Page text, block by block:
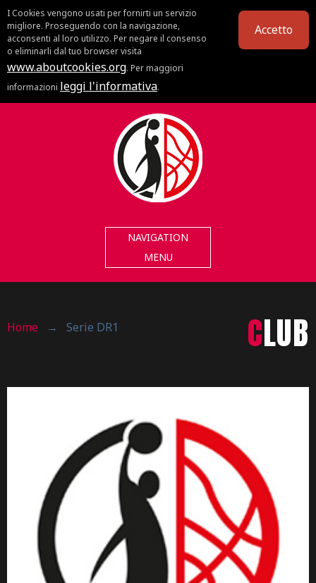
I Cookies vengono usati per fornirti un servizio
migliore. Proseguendo con la navigazione,
acconsenti al loro utilizzo. Per negare il consenso
o eliminarli dal tuo browser visita
www.aboutcookies.org. Per maggiori
informazioni leggi l'informativa.
Accetto
NAVIGATION
MENU
Home → Serie DR1 CLUB